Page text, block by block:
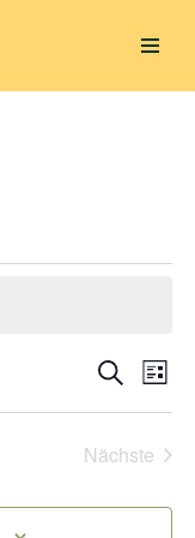
Suche
und
Suche
Liste
Nächste